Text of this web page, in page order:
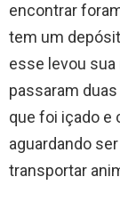
encontrar
tem um
esse levou
passaram
que foi içado e
aguardando
transportar